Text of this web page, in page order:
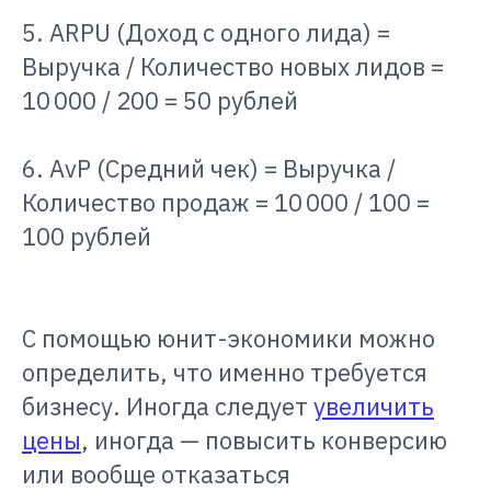
5. ARPU (Доход с одного лида) =
Выручка / Количество новых лидов =
10 000 / 200 = 50 рублей
6. AvP (Средний чек) = Выручка /
Количество продаж = 10 000 / 100 =
100 рублей
С помощью юнит-экономики можно
определить, что именно требуется
бизнесу. Иногда следует увеличить
цены, иногда — повысить конверсию
или вообще отказаться